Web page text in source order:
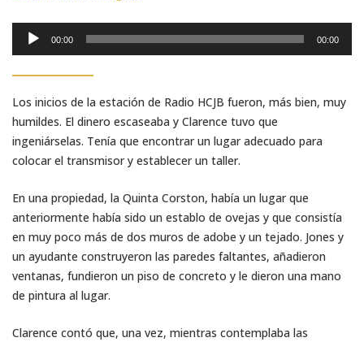
Reproductor
00:00 00:00
Los inicios de la estación de Radio HCJB fueron, más bien, muy
humildes. El dinero escaseaba y Clarence tuvo que
ingeniárselas. Tenía que encontrar un lugar adecuado para
colocar el transmisor y establecer un taller.
En una propiedad, la Quinta Corston, había un lugar que
anteriormente había sido un establo de ovejas y que consistía
en muy poco más de dos muros de adobe y un tejado. Jones y
un ayudante construyeron las paredes faltantes, añadieron
ventanas, fundieron un piso de concreto y le dieron una mano
de pintura al lugar.
Clarence contó que, una vez, mientras contemplaba las